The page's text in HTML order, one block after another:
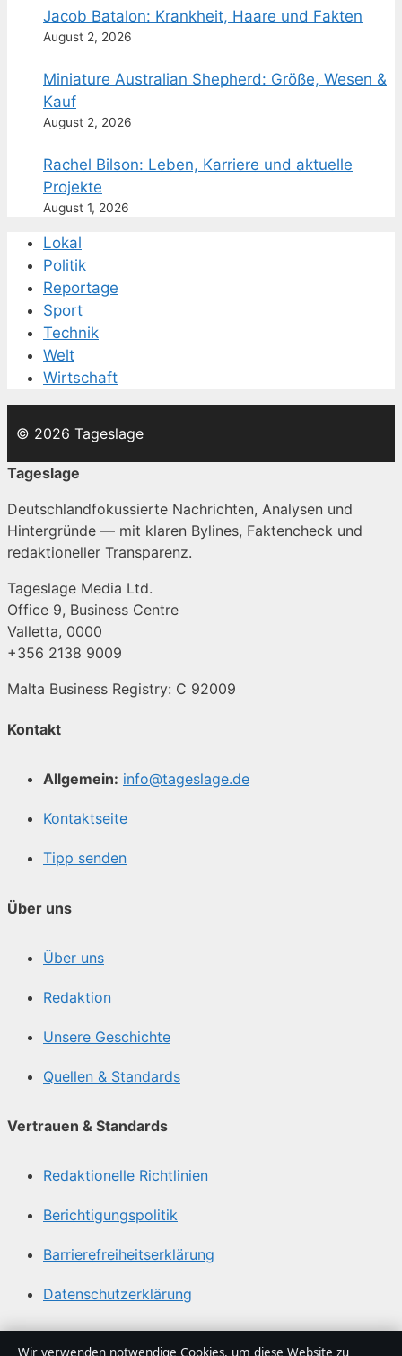
Jacob Batalon: Krankheit, Haare und Fakten
August 2, 2026
Miniature Australian Shepherd: Größe, Wesen &
Kauf
August 2, 2026
Rachel Bilson: Leben, Karriere und aktuelle
Projekte
August 1, 2026
Lokal
Politik
Reportage
Sport
Technik
Welt
Wirtschaft
© 2026 Tageslage
Tageslage
Deutschlandfokussierte Nachrichten, Analysen und
Hintergründe — mit klaren Bylines, Faktencheck und
redaktioneller Transparenz.
Tageslage Media Ltd.
Office 9, Business Centre
Valletta, 0000
+356 2138 9009
Malta Business Registry: C 92009
Kontakt
Allgemein: info@tageslage.de
Kontaktseite
Tipp senden
Über uns
Über uns
Redaktion
Unsere Geschichte
Quellen & Standards
Vertrauen & Standards
Redaktionelle Richtlinien
Berichtigungspolitik
Barrierefreiheitserklärung
Datenschutzerklärung
Über Tageslage in Kürze
Wir verwenden notwendige Cookies, um diese Website zu